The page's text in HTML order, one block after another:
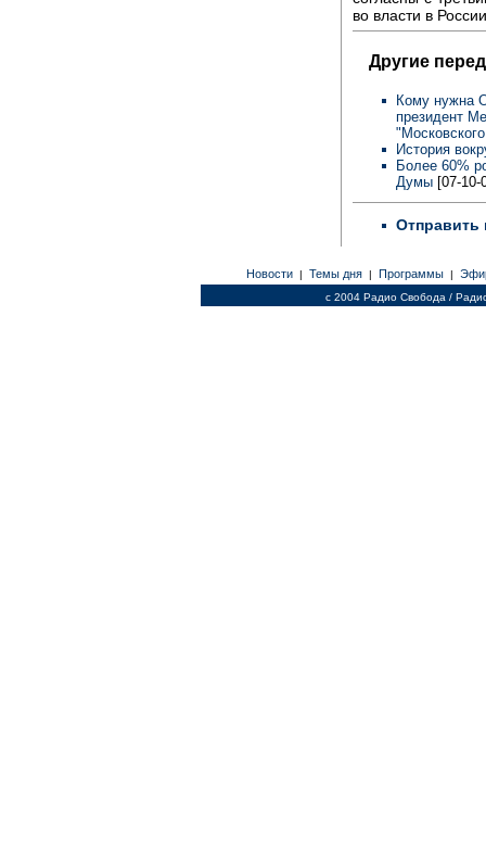
во власти в
Другие
Кому нужна
президент
История
Более 60%
Думы [07-10-
Отправить
Новости | Темы дня | Программы |
c 2004 Радио Свобода /